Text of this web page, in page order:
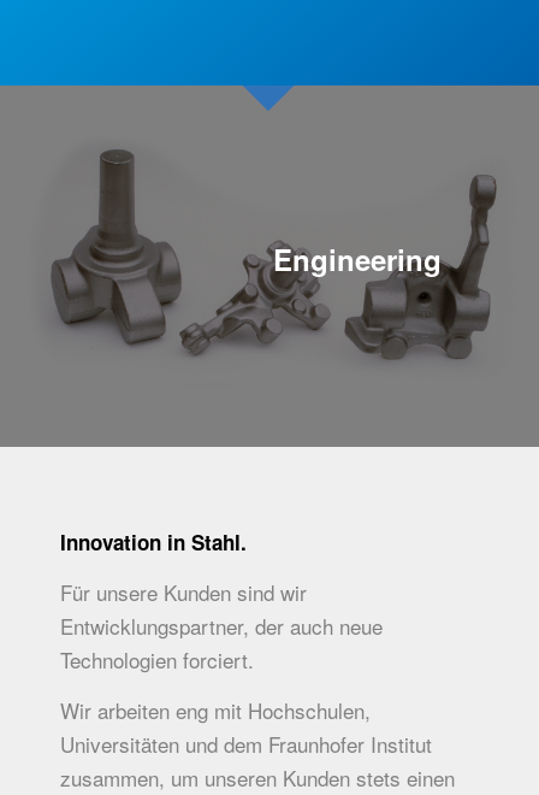
Engineering
Innovation in Stahl.
Für unsere Kunden sind wir
Entwicklungspartner, der auch neue
Technologien forciert.
Wir arbeiten eng mit Hochschulen,
Universitäten und dem Fraunhofer Institut
zusammen, um unseren Kunden stets einen